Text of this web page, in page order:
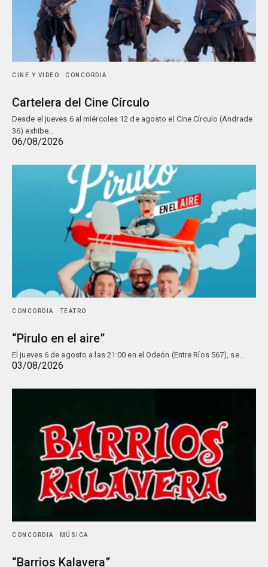
CINE Y VIDEO CONCORDIA
Cartelera del Cine Círculo
Desde el jueves 6 al miércoles 12 de agosto el Cine Círculo (Andrade
36) exhibe…
06/08/2026
CONCORDIA TEATRO
“Pirulo en el aire”
El jueves 6 de agosto a las 21:00 en el Odeón (Entre Ríos 567), se…
03/08/2026
CONCORDIA MÚSICA
“Barrios Kalavera”